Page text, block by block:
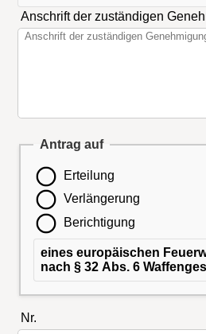
Anschrift der zuständigen
Antrag auf
Erteilung
Verlängerung
Berichtigung
eines europäischen
nach § 32 Abs. 6
Nr.